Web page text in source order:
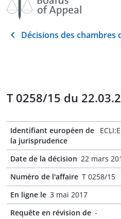
Décisions des chambres
T 0258/15 du
Identifiant européen de
la jurisprudence
Date de la décision 22 mars
Numéro de l'affaire T 0258/15
En ligne le 3 mai 2017
Requête en révision de -